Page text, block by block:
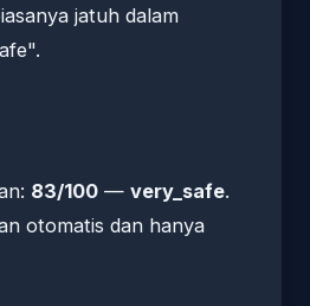
jatuh dalam
83/100 — very_safe.
otomatis dan hanya